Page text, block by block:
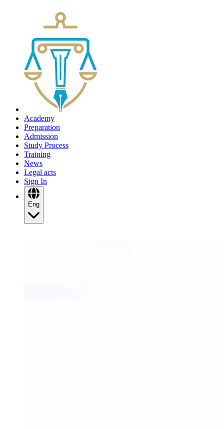
Academy
Preparation
Admission
Study Process
Training
News
Legal acts
Sign In
Eng